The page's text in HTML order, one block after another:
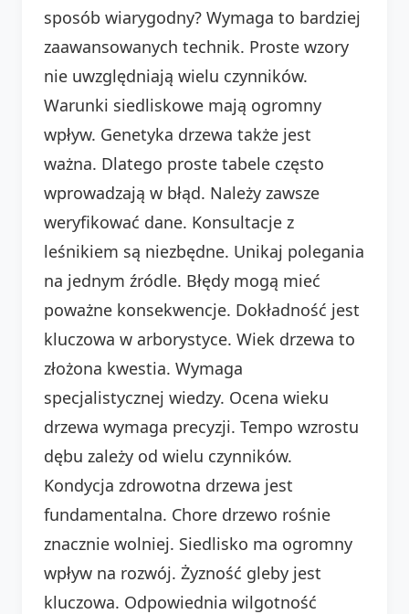
sposób wiarygodny? Wymaga to bardziej
zaawansowanych technik. Proste wzory
nie uwzględniają wielu czynników.
Warunki siedliskowe mają ogromny
wpływ. Genetyka drzewa także jest
ważna. Dlatego proste tabele często
wprowadzają w błąd. Należy zawsze
weryfikować dane. Konsultacje z
leśnikiem są niezbędne. Unikaj polegania
na jednym źródle. Błędy mogą mieć
poważne konsekwencje. Dokładność jest
kluczowa w arborystyce. Wiek drzewa to
złożona kwestia. Wymaga
specjalistycznej wiedzy. Ocena wieku
drzewa wymaga precyzji. Tempo wzrostu
dębu zależy od wielu czynników.
Kondycja zdrowotna drzewa jest
fundamentalna. Chore drzewo rośnie
znacznie wolniej. Siedlisko ma ogromny
wpływ na rozwój. Żyzność gleby jest
kluczowa. Odpowiednia wilgotność